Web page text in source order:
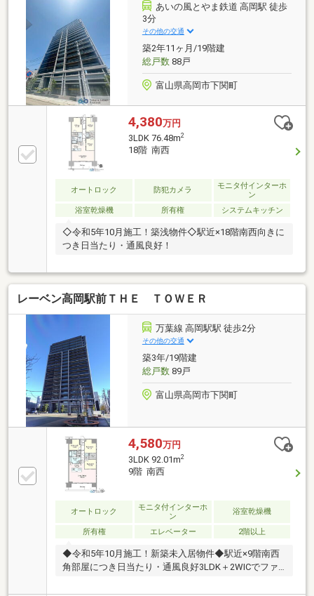
あいの風とやま鉄道 高岡駅 徒歩
3分
その他の交通
築2年11ヶ月/19階建
総戸数88戸
富山県高岡市下関町
4,380万円
3LDK 76.48m2
18階 南西
オートロック 防犯カメラ
モニタ付インターホ
ン
浴室乾燥機
所有権 システムキッチン
◇令和5年10月施工！築浅物件◇駅近×18階南西向きに
つき日当たり・通風良好！
レーベン高岡駅前ＴＨＥ ＴＯＷＥＲ
万葉線 高岡駅駅 徒歩2分
その他の交通
築3年/19階建
総戸数89戸
富山県高岡市下関町
4,580万円
3LDK 92.01m2
9階 南西
オートロック
モニタ付インターホ
ン
浴室乾燥機
所有権 エレベーター 2階以上
◆令和5年10月施工！新築未入居物件◆駅近×9階南西
角部屋につき日当たり・通風良好3LDK＋2WICでファ